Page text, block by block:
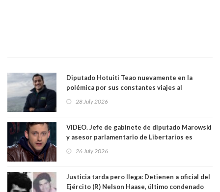
Diputado Hotuiti Teao nuevamente en la
polémica por sus constantes viajes al
vacaciones para irse a Londres y Paris por 18
28 July 2026
VIDEO. Jefe de gabinete de diputado Marowski
y asesor parlamentario de Libertarios es
comentarios sexuales sobre menores. Redes
26 July 2026
Justicia tarda pero llega: Detienen a oficial del
Ejército (R) Nelson Haase, último condenado